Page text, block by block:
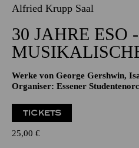
Alfried Krupp Saal
30 JAHRE ESO
Werke von George Gershwin,
Organiser: Essener
TICKETS
25,00 €